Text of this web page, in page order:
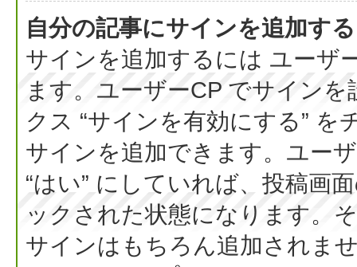
自分の記事にサインを追加す
サインを追加するには ユーザ
ます。ユーザーCP でサイン
クス “サインを有効にする”
サインを追加できます。ユー
“はい” にしていれば、投稿画
ックされた状態になります。
サインはもちろん追加されま